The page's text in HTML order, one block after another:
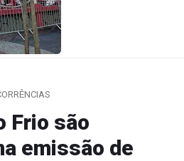
Frio são
emissão de